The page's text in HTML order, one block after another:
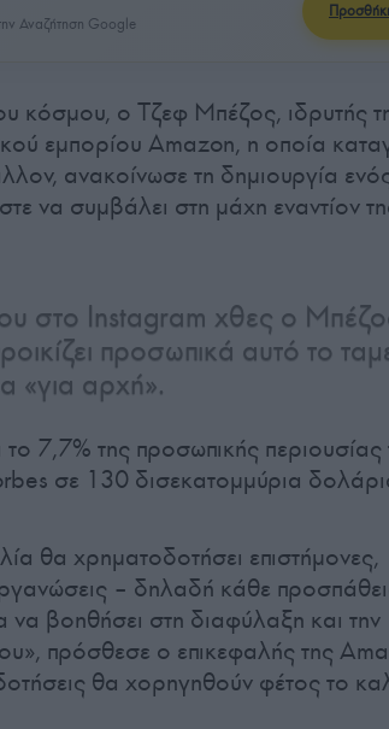
Αναζήτηση Google
κόσμου, ο Τζεφ Μπέζος, ιδρυτής
εμπορίου Amazon, η οποία
ανακοίνωσε τη δημιουργία
να συμβάλει στη μάχη εναντίον
στο Instagram χθες ο
προσωπικά αυτό το
«για αρχή».
7,7% της προσωπικής περιουσίας
σε 130 δισεκατομμύρια
θα χρηματοδοτήσει επιστήμονες,
– δηλαδή κάθε
να βοηθήσει στη διαφύλαξη και την
πρόσθεσε ο επικεφαλής της
θα χορηγηθούν φέτος το